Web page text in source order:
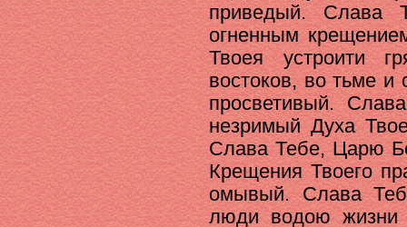
приведый. Слава
огненным
Твоея устроити
востоков, во тьме
просветивый.
незримый Духа
Слава Тебе, Царю
Крещения Твоего
омывый. Слава
люди водою жизни